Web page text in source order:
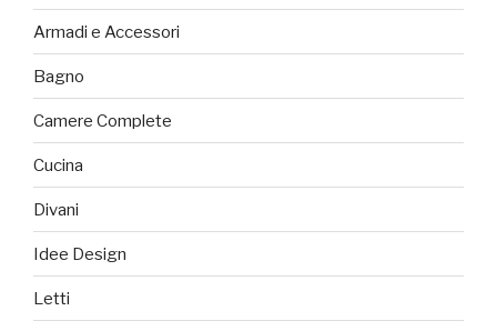
Armadi e Accessori
Bagno
Camere Complete
Cucina
Divani
Idee Design
Letti